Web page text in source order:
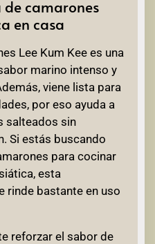
camarones
en casa
Lee Kum Kee es una
marino intenso y
viene lista para
por eso ayuda a
salteados sin
Si estás buscando
para cocinar
esta
rinde bastante en uso
reforzar el sabor de